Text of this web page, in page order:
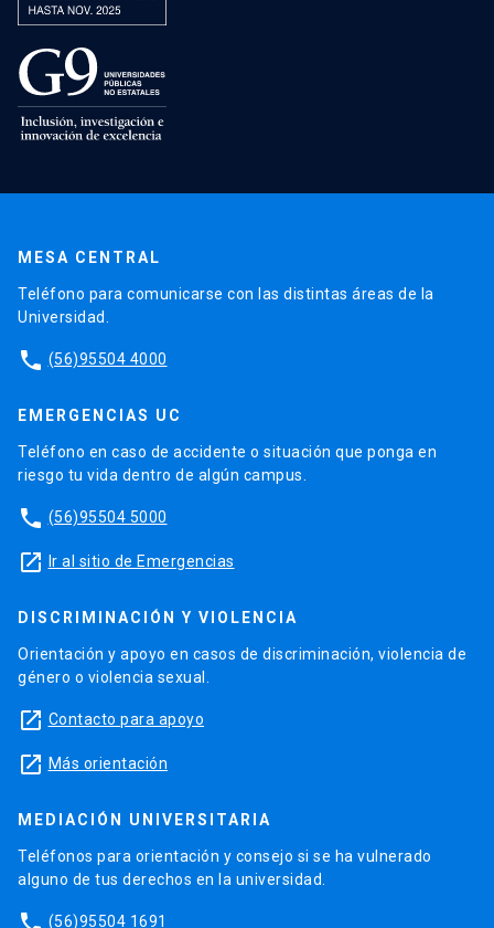
MESA CENTRAL
Teléfono para comunicarse con las distintas áreas de la
Universidad.
phone (56)95504 4000
EMERGENCIAS UC
Teléfono en caso de accidente o situación que ponga en
riesgo tu vida dentro de algún campus.
phone (56)95504 5000
launch Ir al sitio de Emergencias
DISCRIMINACIÓN Y VIOLENCIA
Orientación y apoyo en casos de discriminación, violencia de
género o violencia sexual.
launch Contacto para apoyo
launch Más orientación
MEDIACIÓN UNIVERSITARIA
Teléfonos para orientación y consejo si se ha vulnerado
alguno de tus derechos en la universidad.
(56)95504 1691